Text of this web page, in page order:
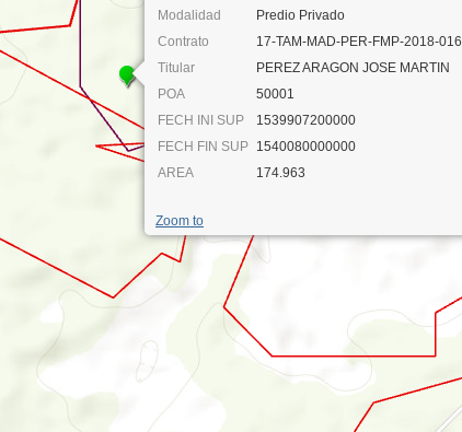
Modalidad
Predio Privado
Contrato
17-TAM-MAD-PER-FMP-2018-016
Titular
PEREZ ARAGON JOSE MARTIN
POA
50001
FECH INI SUP
1539907200000
FECH FIN SUP 1540080000000
AREA
174.963
Zoom to